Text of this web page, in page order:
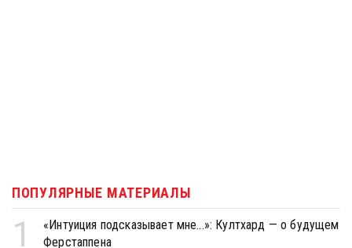
ПОПУЛЯРНЫЕ МАТЕРИАЛЫ
1
«Интуиция подсказывает мне...»: Култхард — о будущем
Ферстаппена